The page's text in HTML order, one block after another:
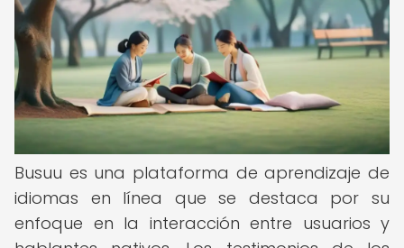
Busuu es una plataforma de aprendizaje de
idiomas en línea que se destaca por su
enfoque en la interacción entre usuarios y